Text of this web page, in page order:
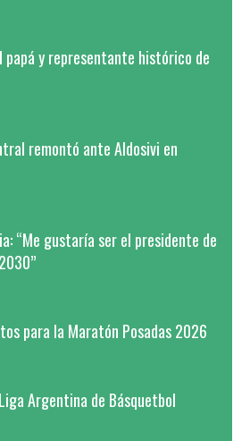
papá y representante histórico de
remontó ante Aldosivi en
“Me gustaría ser el presidente de
para la Maratón Posadas 2026
Argentina de Básquetbol